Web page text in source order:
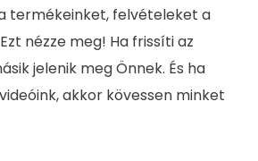
termékeinket, felvételeket a
nézze meg! Ha frissíti az
jelenik meg Önnek. És ha
akkor kövessen minket